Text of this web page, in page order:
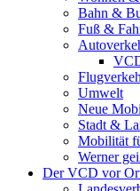
Bahn &
Fuß &
Umwelt
Neue
Stadt &
Mobilität
Werner
Der VCD vor